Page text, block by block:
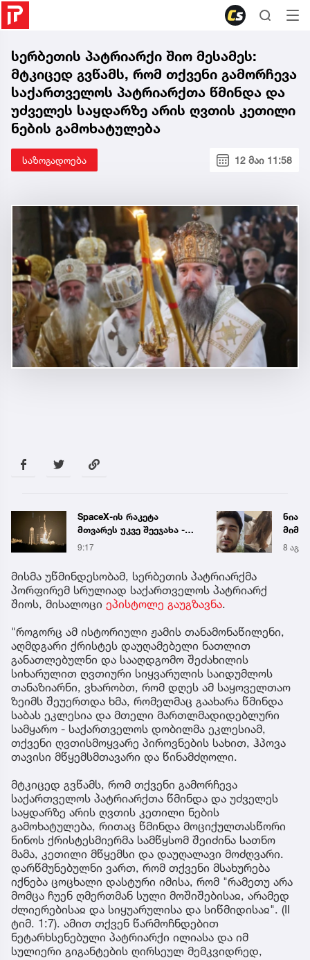
სერბეთის პატრიარქი შიო მესამეს:
მტკიცედ გვწამს, რომ თქვენი გამორჩევა
საქართველოს პატრიარქთა წმინდა და
უძველეს საყდარზე არის ღვთის კეთილი
ნების გამოხატულება
საზოგადოება 12 მაი 11:58
SpaceX-ის რაკეტა
მთვარეს უკვე შეეჯახა -
პირველი ფოტოები
9:17
ნია
8 აგვ
მისმა უწმინდესობამ, სერბეთის პატრიარქმა
პორფირემ სრულიად საქართველოს პატრიარქ
შიოს, მისალოცი ეპისტოლე გაუგზავნა.
"როგორც ამ ისტორიული ჟამის თანამონაწილენი,
აღმდგარი ქრისტეს დაუღამებელი ნათლით
განათლებულნი და სააღდგომო შეძახილის
სიხარულით ღვთიური სიყვარულის საიდუმლოს
თანაზიარნი, ვხარობთ, რომ დღეს ამ საყოველთაო
ზეიმს შეუერთდა ხმა, რომელმაც გაახარა წმინდა
საბას ეკლესია და მთელი მართლმადიდებლური
სამყარო - საქართველოს დობილმა ეკლესიამ,
თქვენი ღვთისმოყვარე პიროვნების სახით, ჰპოვა
თავისი მწყემსმთავარი და წინამძღოლი.
მტკიცედ გვწამს, რომ თქვენი გამორჩევა
საქართველოს პატრიარქთა წმინდა და უძველეს
საყდარზე არის ღვთის კეთილი ნების
გამოხატულება, რითაც წმინდა მოციქულთასწორი
ნინოს ქრისტესმიერმა სამწყსომ შეიძინა სათნო
მამა, კეთილი მწყემსი და დაუღალავი მოძღვარი.
დარწმუნებულნი ვართ, რომ თქვენი მსახურება
იქნება ცოცხალი დასტური იმისა, რომ "რამეთუ არა
მომცა ჩუენ ღმერთმან სული მოშიშებისაჲ, არამედ
ძლიერებისაჲ და სიყუარულისა და სიწმიდისაჲ". (II
ტიმ. 1:7). ამით თქვენ წარმოჩნდებით
ნეტარხსენებული პატრიარქი ილიასა და იმ
სულიერი გიგანტების ღირსეულ მემკვიდრედ,